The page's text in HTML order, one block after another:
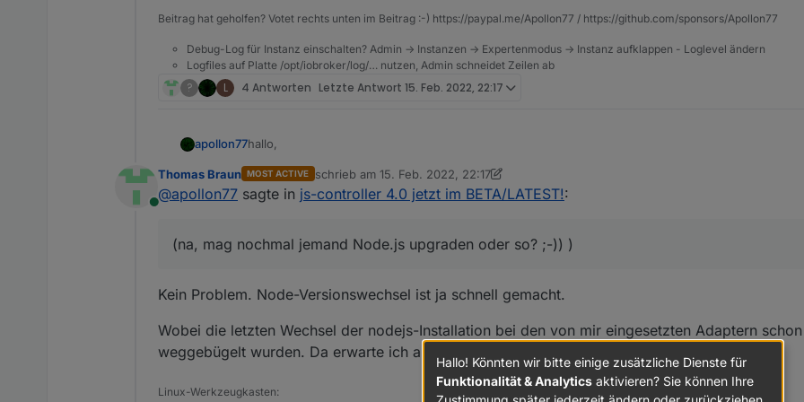
Beitrag hat geholfen? Votet rechts unten im Beitrag :-) https://paypal.me/Apollon77 / https://github.com/sponsors/Apollon77
Debug-Log für Instanz einschalten? Admin -> Instanzen -> Expertenmodus -> Instanz aufklappen - Loglevel ändern
Logfiles auf Platte /opt/iobroker/log/… nutzen, Admin schneidet Zeilen ab
? L 4 Antworten Letzte Antwort 15. Feb. 2022, 22:17
apollon77hallo,
mit dem Feedback der letzten tage habe ich heute den js-controller 4.0.10, aka Stable-RC2 für Euch.
(foxriver76) Fix module specific rebuild command
(foxriver76) allow null for object.states also for extend calls for now
(Apollon77) Make sure adapters that are stopped on update are not enabled too early
(Apollon77) Optimize some special cases on adapter start
@crunchipDein backitup upgrade Problem sollte damit gelöst sein und die Module-spezifischen
Online
Thomas Braun MOST ACTIVE schrieb am 15. Feb. 2022, 22:17
zuletzt editiert von Thomas Braun
@apollon77 sagte in js-controller 4.0 jetzt im BETA/LATEST!:
(na, mag nochmal jemand Node.js upgraden oder so? ;-)) )
Kein Problem. Node-Versionswechsel ist ja schnell gemacht.
Wobei die letzten Wechsel der nodejs-Installation bei den von mir eingesetzten Adaptern
weggebügelt wurden. Da erwarte ich also keine Verbesserung.
Linux-Werkzeugkasten:
Hallo! Könnten wir bitte einige zusätzliche Dienste für
Funktionalität & Analytics aktivieren? Sie können Ihre